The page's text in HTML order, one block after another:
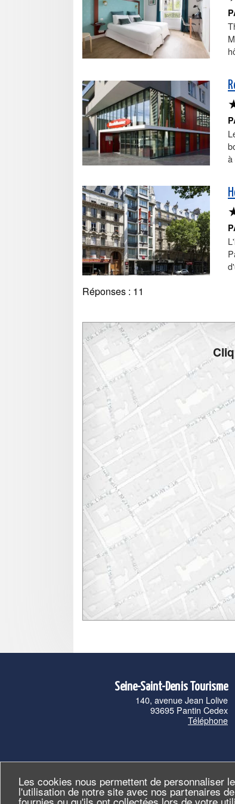
Les cookies nous permettent de personnaliser
l'utilisation de notre site avec nos partenaires
à
Réponses : 11
Seine-Saint-Denis Tourisme
140, avenue Jean Lolive
93695 Pantin Cedex
Téléphone